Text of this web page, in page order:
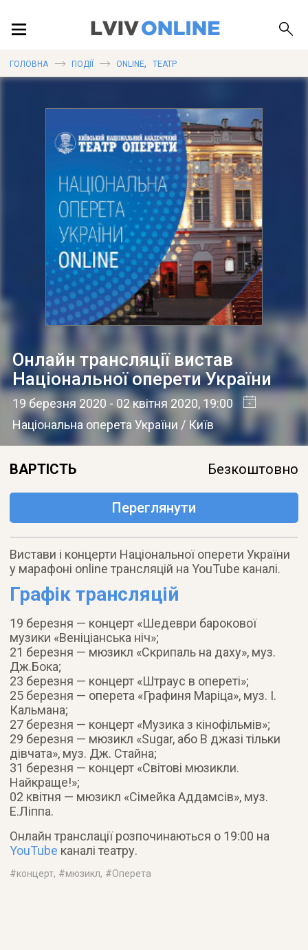
ПУБЛІКАЦІЇ
ДОВІДКА
ГОЛОВНА ПОДІЇ ONLINE, ТЕАТР
Онлайн трансляції вистав
Національної оперети України
19 березня 2020 - 02 квітня 2020, 19:00
Національна оперета України / Київ
ВАРТІСТЬ Безкоштовно
Переглянути
Вистави і концерти Національної оперети України
у марафоні online трансляцій на YouTube каналі.
Графік трансляцій
19 березня — концерт «Шедеври барокової
музики «Веніціанська ніч»;
21 березня — мюзикл «Скрипаль на даху», муз.
Дж.Бока;
23 березня — концерт «Штраус в опереті»;
25 березня — оперета «Графиня Маріца», муз. І.
Кальмана;
27 березня — концерт «Музика з кінофільмів»;
29 березня — мюзикл «Sugar, або В джазі тільки
дівчата», муз. Дж. Стайна;
31 березня — концерт «Світові мюзикли.
Найкраще!»;
02 квітня — мюзикл «Сімейка Аддамсів», муз.
Е.Ліппа.
Онлайн транслації розпочинаються о 19:00 на
YouTube каналі театру.
#концерт, #мюзикл, #Оперета